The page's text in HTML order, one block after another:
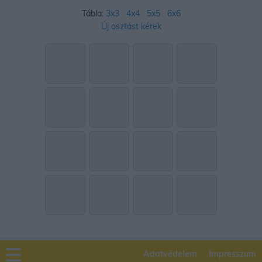
Tábla: 3x3 4x4 5x5
6x6
Új osztást kérek
Adatvédelem Impresszum